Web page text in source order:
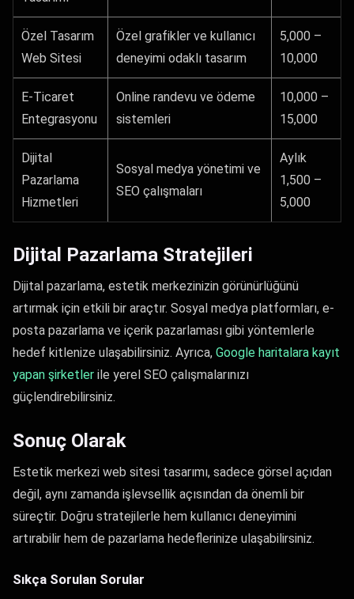
Özel Tasarım
Web Sitesi
Özel grafikler ve kullanıcı
deneyimi odaklı tasarım
5,000 –
10,000
E-Ticaret
Entegrasyonu
Online randevu ve ödeme
sistemleri
10,000 –
15,000
Dijital
Pazarlama
Hizmetleri
Sosyal medya yönetimi ve
SEO çalışmaları
Aylık
1,500 –
5,000
Dijital Pazarlama Stratejileri
Dijital pazarlama, estetik merkezinizin görünürlüğünü
artırmak için etkili bir araçtır. Sosyal medya platformları, e-
posta pazarlama ve içerik pazarlaması gibi yöntemlerle
hedef kitlenize ulaşabilirsiniz. Ayrıca, Google haritalara kayıt
yapan şirketler ile yerel SEO çalışmalarınızı
güçlendirebilirsiniz.
Sonuç Olarak
Estetik merkezi web sitesi tasarımı, sadece görsel açıdan
değil, aynı zamanda işlevsellik açısından da önemli bir
süreçtir. Doğru stratejilerle hem kullanıcı deneyimini
artırabilir hem de pazarlama hedeflerinize ulaşabilirsiniz.
Sıkça Sorulan Sorular